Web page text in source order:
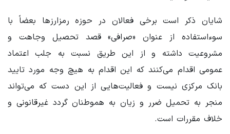
شایان ذکر است برخی فعالان در حوزه رمزارزها بعضاً با
سوءاستفاده از عنوان «صرافی» قصد تحصیل وجاهت و
مشروعیت داشته و از این طریق نسبت به جلب اعتماد
عمومی اقدام می‌کنند که این اقدام به هیچ وجه مورد تایید
بانک مرکزی نیست و فعالیت‌هایی از این دست که می‌تواند
منجر به تحمیل ضرر و زیان به هموطنان گردد غیرقانونی و
خلاف مقررات است.